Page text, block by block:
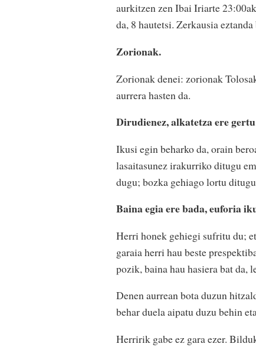
aurkitzen zen Ibai Iriarte
da, 8 hautetsi. Zerkausia
Zorionak.
Zorionak denei: zorionak
aurrera hasten da.
Dirudienez, alkatetza ere
Ikusi egin beharko da, orain
lasaitasunez irakurriko ditugu
dugu; bozka gehiago lortu
Baina egia ere bada, euforia
Herri honek gehiegi sufritu du;
garaia herri hau beste
pozik, baina hau hasiera bat da,
Denen aurrean bota duzun
behar duela aipatu duzu behin
Herririk gabe ez gara ezer.